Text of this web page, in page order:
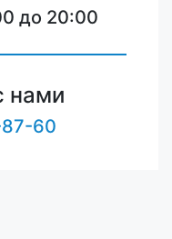
до 20:00
нами
60